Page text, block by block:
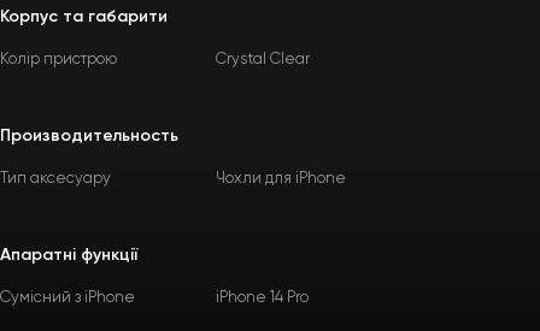
Корпус та габарити
Колір пристрою Crystal Clear
Производительность
Тип аксесуару Чохли для iPhone
Апаратні функції
Сумісний з iPhone iPhone 14 Pro